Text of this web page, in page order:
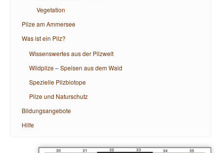
Vegetation
Pilze am Ammersee
Was ist ein Pilz?
Wissenswertes aus der Pilzwelt
Wildpilze – Speisen aus dem Wald
Spezielle Pilzbiotope
Pilze und Naturschutz
Bildungsangebote
Hilfe